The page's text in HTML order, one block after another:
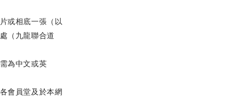
或相底一張（以
（九龍聯合道
為中文或英
會員堂及於本網